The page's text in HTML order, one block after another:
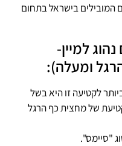
המובילים בישראל בתחום
למיין-
ומעלה):
לקטיעה זו היא בשל
של מחצית כף הרגל
"סיימס".